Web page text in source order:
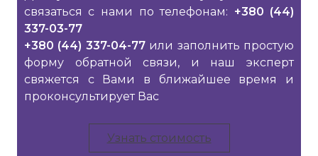
связаться с нами по телефонам: +380 (44)
337-03-77
+380 (44) 337-04-77или заполнить простую
форму обратной связи, и наш эксперт
свяжется с Вами в ближайшее время и
проконсультирует Вас
Узнать стоимость